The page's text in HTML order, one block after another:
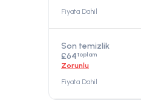
Fiyata Dahil
Son temizlik
£64toplam
Zorunlu
Fiyata Dahil